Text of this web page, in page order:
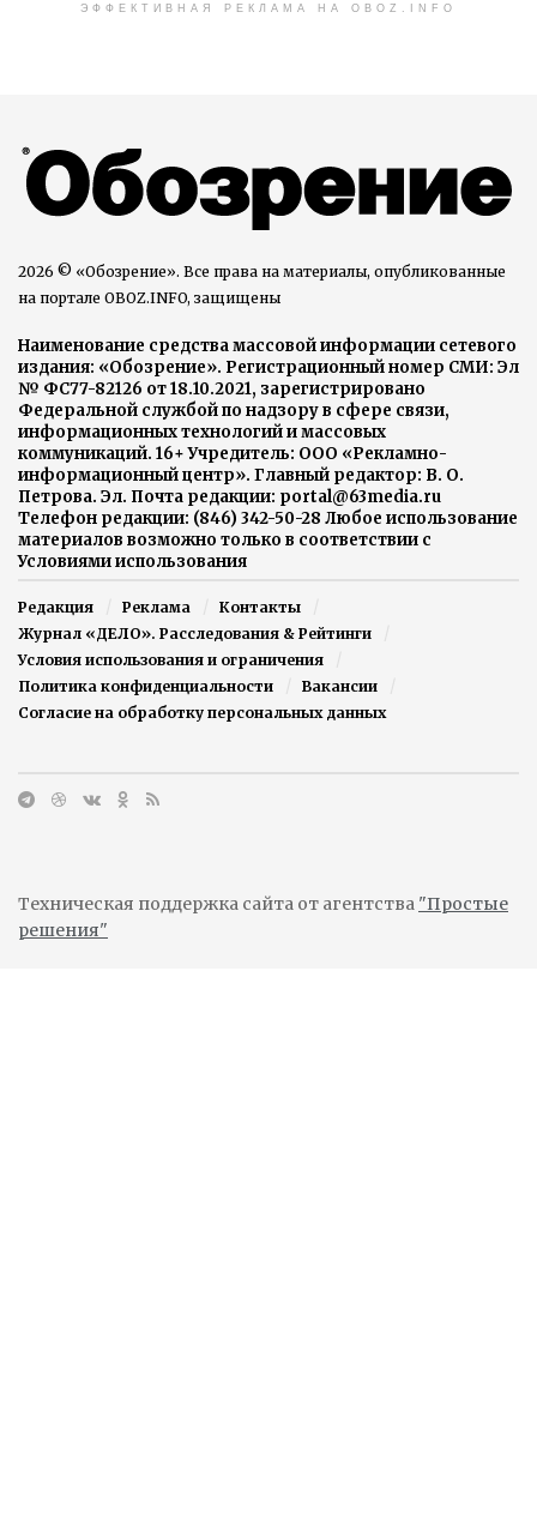
ЭФФЕКТИВНАЯ РЕКЛАМА НА OBOZ.INFO
2026 © «Обозрение». Все права на материалы, опубликованные
на портале OBOZ.INFO, защищены
Наименование средства массовой информации сетевого
издания: «Обозрение». Регистрационный номер СМИ: Эл
№ ФС77-82126 от 18.10.2021, зарегистрировано
Федеральной службой по надзору в сфере связи,
информационных технологий и массовых
коммуникаций. 16+ Учредитель: ООО «Рекламно-
информационный центр». Главный редактор: В. О.
Петрова. Эл. Почта редакции: portal@63media.ru
Телефон редакции: (846) 342-50-28 Любое использование
материалов возможно только в соответствии с
Условиями использования
Редакция Реклама
Контакты
Журнал «ДЕЛО». Расследования & Рейтинги
Условия использования и ограничения
Политика конфиденциальности
Вакансии
Согласие на обработку персональных данных
Техническая поддержка сайта от агентства "Простые
решения"